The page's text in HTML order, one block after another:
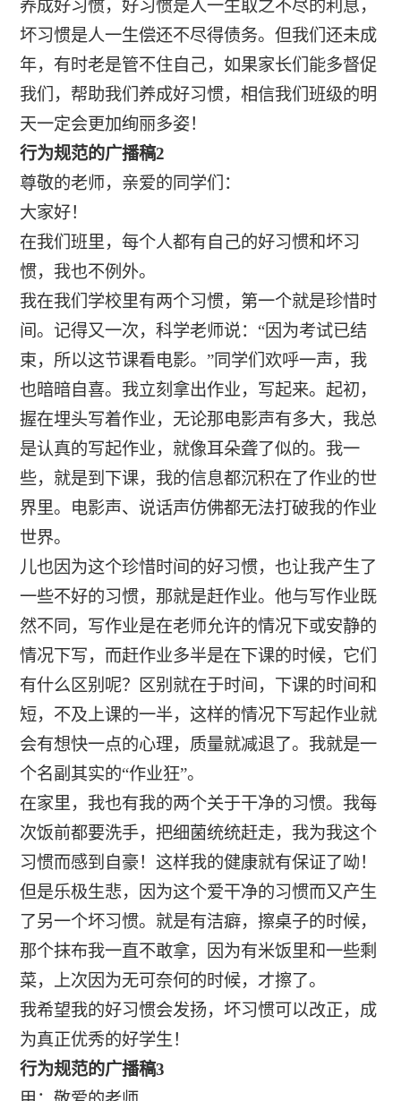
养成好习惯，好习惯是人一生取之不尽的利息，
坏习惯是人一生偿还不尽得债务。但我们还未成
年，有时老是管不住自己，如果家长们能多督促
我们，帮助我们养成好习惯，相信我们班级的明
天一定会更加绚丽多姿！
行为规范的广播稿2
尊敬的老师，亲爱的同学们：
大家好！
在我们班里，每个人都有自己的好习惯和坏习
惯，我也不例外。
我在我们学校里有两个习惯，第一个就是珍惜时
间。记得又一次，科学老师说：“因为考试已结
束，所以这节课看电影。”同学们欢呼一声，我
也暗暗自喜。我立刻拿出作业，写起来。起初，
握在埋头写着作业，无论那电影声有多大，我总
是认真的写起作业，就像耳朵聋了似的。我一
些，就是到下课，我的信息都沉积在了作业的世
界里。电影声、说话声仿佛都无法打破我的作业
世界。
儿也因为这个珍惜时间的好习惯，也让我产生了
一些不好的习惯，那就是赶作业。他与写作业既
然不同，写作业是在老师允许的情况下或安静的
情况下写，而赶作业多半是在下课的时候，它们
有什么区别呢？区别就在于时间，下课的时间和
短，不及上课的一半，这样的情况下写起作业就
会有想快一点的心理，质量就减退了。我就是一
个名副其实的“作业狂”。
在家里，我也有我的两个关于干净的习惯。我每
次饭前都要洗手，把细菌统统赶走，我为我这个
习惯而感到自豪！这样我的健康就有保证了呦！
但是乐极生悲，因为这个爱干净的习惯而又产生
了另一个坏习惯。就是有洁癖，擦桌子的时候，
那个抹布我一直不敢拿，因为有米饭里和一些剩
菜，上次因为无可奈何的时候，才擦了。
我希望我的好习惯会发扬，坏习惯可以改正，成
为真正优秀的好学生！
行为规范的广播稿3